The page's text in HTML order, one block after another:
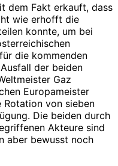
dem Fakt erkauft, dass
wie erhofft die
konnte, um bei
die kommenden
der beiden
Gaz
Europameister
Rotation von sieben
Die beiden durch
Akteure sind
aber bewusst noch